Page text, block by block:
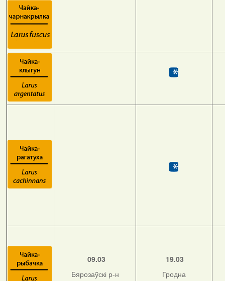
09.03
Бярозаўскі р-н
19.03
Гродна